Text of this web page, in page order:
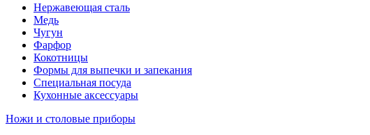
Нержавеющая сталь
Медь
Чугун
Фарфор
Кокотницы
Формы для выпечки и запекания
Специальная посуда
Кухонные аксессуары
Ножи и столовые приборы